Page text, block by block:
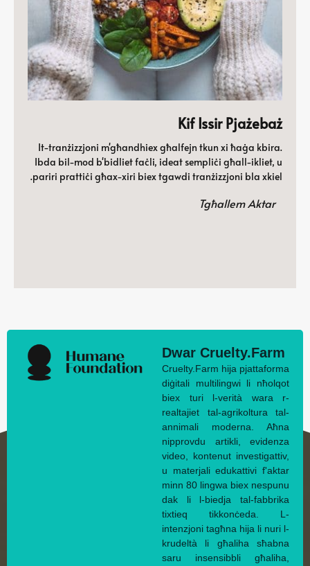
Kif Issir Pjażebaż
It-tranżizzjoni m'għandhiex għalfejn tkun xi ħaġa kbira.
Ibda bil-mod b'bidliet faċli, ideat sempliċi għall-ikliet, u
pariri prattiċi għax-xiri biex tgawdi tranżizzjoni bla xkiel.
Tgħallem Aktar
Dwar Cruelty.Farm
Cruelty.Farm hija pjattaforma
diġitali multilingwi li nħolqot
biex turi l-verità wara r-
realtajiet tal-agrikoltura tal-
annimali moderna. Aħna
nipprovdu artikli, evidenza
video, kontenut investigattiv,
u materjali edukattivi f'aktar
minn 80 lingwa biex nespunu
dak li l-biedja tal-fabbrika
tixtieq tikkonċeda. L-
intenzjoni tagħna hija li nuri l-
krudeltà li għaliha sħabna
saru insensibbli għaliha,